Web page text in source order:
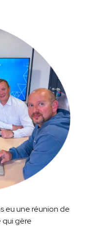
eu une réunion de
qui gère